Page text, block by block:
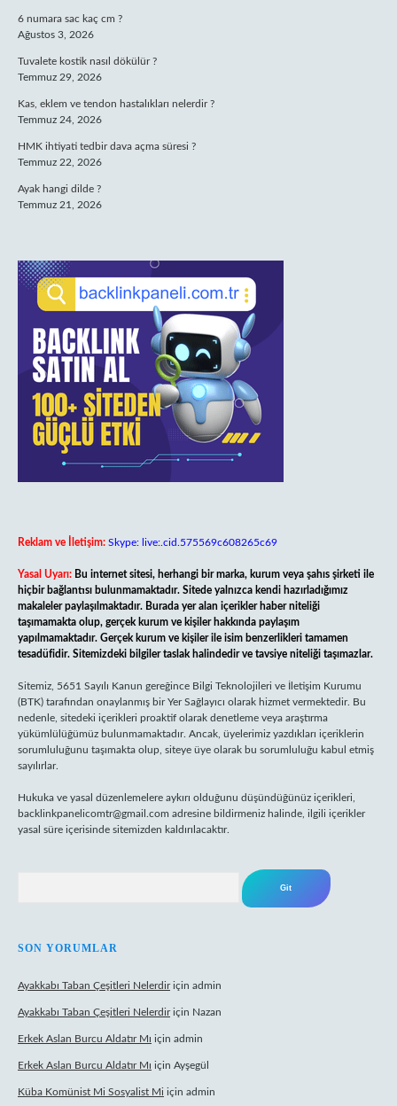
6 numara sac kaç cm ?
Ağustos 3, 2026
Tuvalete kostik nasıl dökülür ?
Temmuz 29, 2026
Kas, eklem ve tendon hastalıkları nelerdir ?
Temmuz 24, 2026
HMK ihtiyati tedbir dava açma süresi ?
Temmuz 22, 2026
Ayak hangi dilde ?
Temmuz 21, 2026
Reklam ve İletişim: Skype: live:.cid.575569c608265c69
Yasal Uyarı: Bu internet sitesi, herhangi bir marka, kurum veya şahıs şirketi ile
hiçbir bağlantısı bulunmamaktadır. Sitede yalnızca kendi hazırladığımız
makaleler paylaşılmaktadır. Burada yer alan içerikler haber niteliği
taşımamakta olup, gerçek kurum ve kişiler hakkında paylaşım
yapılmamaktadır. Gerçek kurum ve kişiler ile isim benzerlikleri tamamen
tesadüfidir. Sitemizdeki bilgiler taslak halindedir ve tavsiye niteliği taşımazlar.
Sitemiz, 5651 Sayılı Kanun gereğince Bilgi Teknolojileri ve İletişim Kurumu
(BTK) tarafından onaylanmış bir Yer Sağlayıcı olarak hizmet vermektedir. Bu
nedenle, sitedeki içerikleri proaktif olarak denetleme veya araştırma
yükümlülüğümüz bulunmamaktadır. Ancak, üyelerimiz yazdıkları içeriklerin
sorumluluğunu taşımakta olup, siteye üye olarak bu sorumluluğu kabul etmiş
sayılırlar.
Hukuka ve yasal düzenlemelere aykırı olduğunu düşündüğünüz içerikleri,
backlinkpanelicomtr@gmail.com adresine bildirmeniz halinde, ilgili içerikler
yasal süre içerisinde sitemizden kaldırılacaktır.
SON YORUMLAR
Ayakkabı Taban Çeşitleri Nelerdiriçin admin
Ayakkabı Taban Çeşitleri Nelerdiriçin Nazan
Erkek Aslan Burcu Aldatır Mı için admin
Erkek Aslan Burcu Aldatır Mı için Ayşegül
Küba Komünist Mi Sosyalist Mi için admin